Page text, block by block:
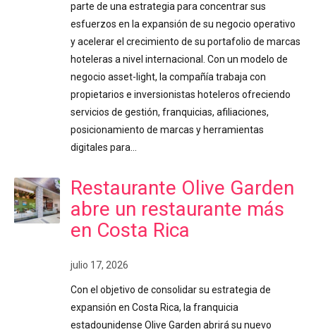
parte de una estrategia para concentrar sus
esfuerzos en la expansión de su negocio operativo
y acelerar el crecimiento de su portafolio de marcas
hoteleras a nivel internacional. Con un modelo de
negocio asset-light, la compañía trabaja con
propietarios e inversionistas hoteleros ofreciendo
servicios de gestión, franquicias, afiliaciones,
posicionamiento de marcas y herramientas
digitales para…
Restaurante Olive Garden
abre un restaurante más
en Costa Rica
julio 17, 2026
Con el objetivo de consolidar su estrategia de
expansión en Costa Rica, la franquicia
estadounidense Olive Garden abrirá su nuevo